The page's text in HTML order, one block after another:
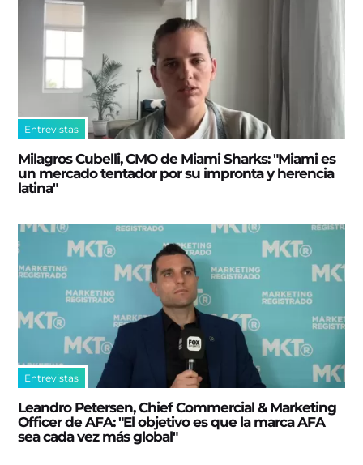
Entrevistas
Milagros Cubelli, CMO de Miami Sharks: "Miami es
un mercado tentador por su impronta y herencia
latina"
Entrevistas
Leandro Petersen, Chief Commercial & Marketing
Officer de AFA: "El objetivo es que la marca AFA
sea cada vez más global"